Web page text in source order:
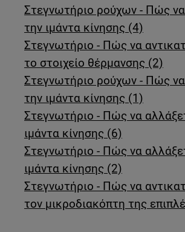
Στεγνωτήριο ρούχων - Πώς
την ιμάντα κίνησης (4)
Στεγνωτήριο - Πώς να
το στοιχείο θέρμανσης (2)
Στεγνωτήριο ρούχων - Πώς
την ιμάντα κίνησης (1)
Στεγνωτήριο - Πώς να
ιμάντα κίνησης (6)
Στεγνωτήριο - Πώς να
ιμάντα κίνησης (2)
Στεγνωτήριο - Πώς να
τον μικροδιακόπτη της